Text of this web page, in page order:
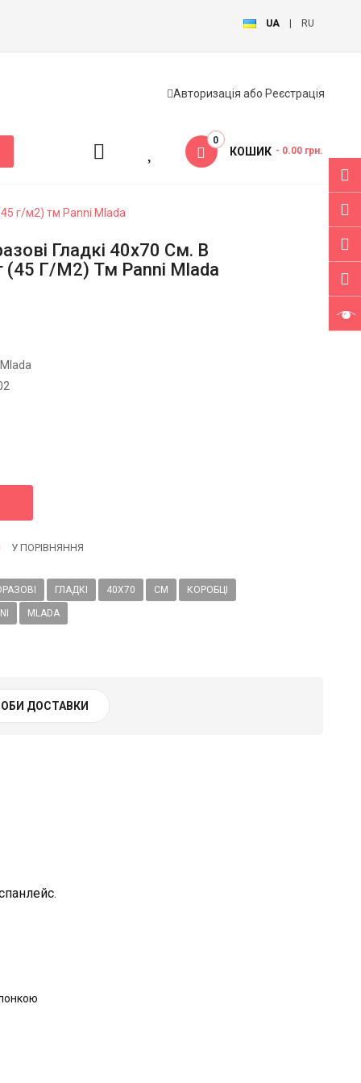
UA RU
Авторизація або Реєстрація
КОШИК
0
- 0.00 грн.
г/м2) тм Panni Mlada
Гладкі 40х70 См. В
(45 Г/м2) Тм Panni Mlada
У ПОРІВНЯННЯ
ГЛАДКІ 40Х70 СМ КОРОБЦІ
MLADA
ДОСТАВКИ